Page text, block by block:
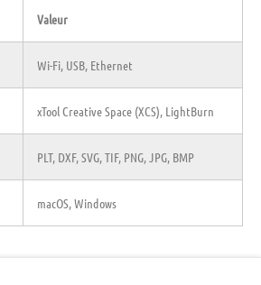
Valeur
Wi-Fi, USB, Ethernet
xTool Creative Space (XCS), LightBurn
PLT, DXF, SVG, TIF, PNG, JPG, BMP
macOS, Windows